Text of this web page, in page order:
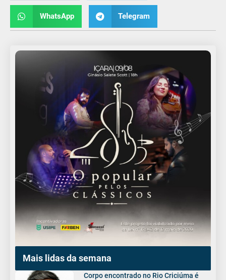
WhatsApp Telegram
Mais lidas da semana
Corpo encontrado no Rio Criciúma é